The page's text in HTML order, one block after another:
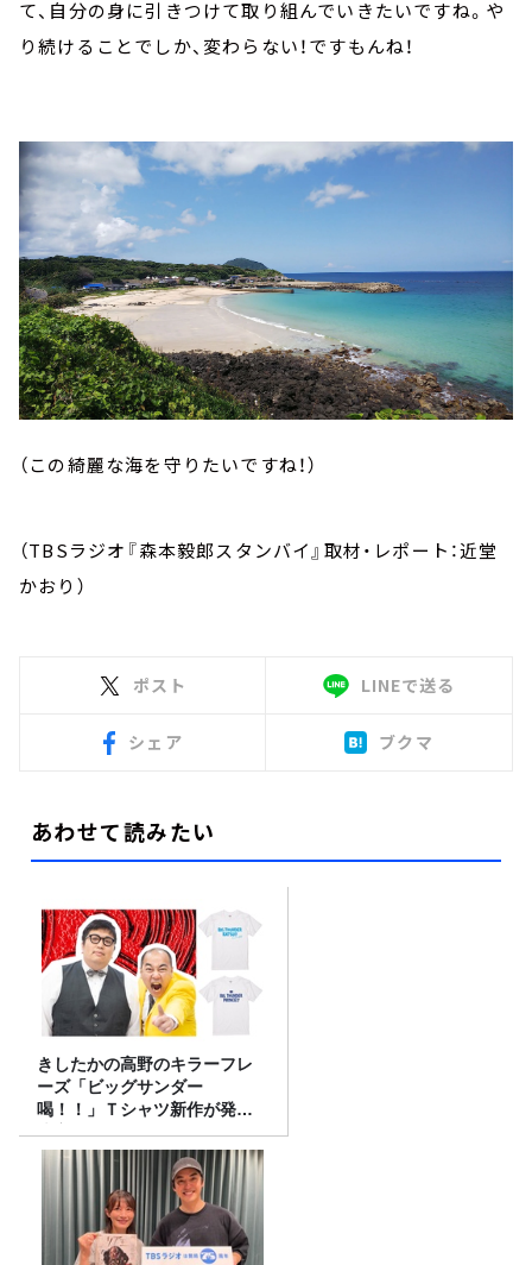
て、自分の身に引きつけて取り組んでいきたいですね。や
り続けることでしか、変わらない！ですもんね！
（この綺麗な海を守りたいですね！）
（TBSラジオ『森本毅郎スタンバイ』取材・レポート：近堂
かおり）
ポスト LINEで送る
シェア ブクマ
あわせて読みたい
きしたかの高野のキラーフレ
ーズ「ビッグサンダー
喝！！」Ｔシャツ新作が発売
決定！